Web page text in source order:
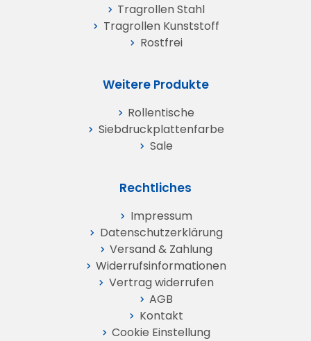
Tragrollen Stahl
Tragrollen Kunststoff
Rostfrei
Weitere Produkte
Rollentische
Siebdruckplattenfarbe
Sale
Rechtliches
Impressum
Datenschutz­erklärung
Versand & Zahlung
Widerrufs­informationen
Vertrag widerrufen
AGB
Kontakt
Cookie Einstellung